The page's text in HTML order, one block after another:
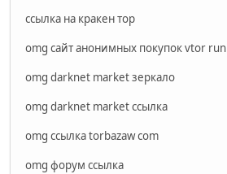
ссылка на кракен тор
omg сайт анонимных покупок vtor run
omg darknet market зеркало
omg darknet market ссылка
omg ссылка torbazaw com
omg форум ссылка